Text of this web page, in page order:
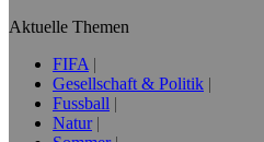
Aktuelle Themen
FIFA
Gesellschaft & Politik
Fussball
Natur